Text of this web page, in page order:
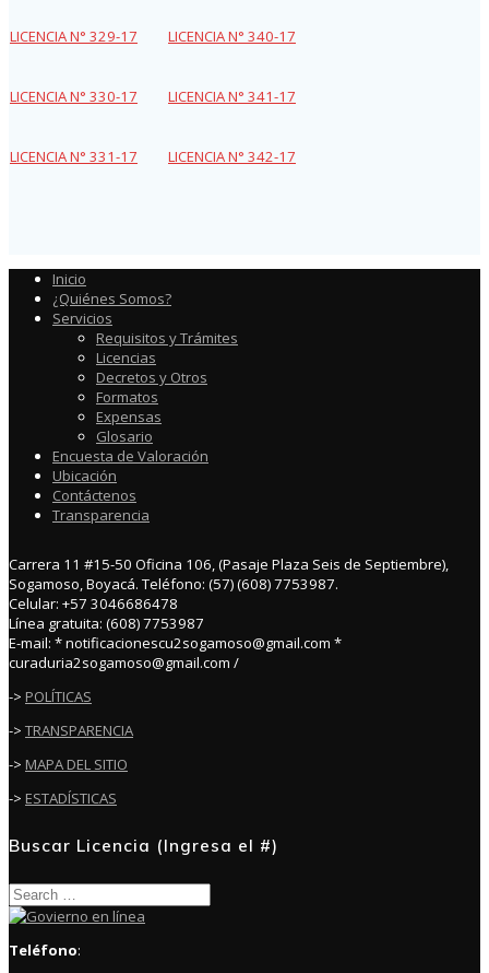
LICENCIA N° 329-17 LICENCIA N° 340-17
LICENCIA N° 330-17 LICENCIA N° 341-17
LICENCIA N° 331-17 LICENCIA N° 342-17
Inicio
¿Quiénes Somos?
Servicios
Requisitos y Trámites
Licencias
Decretos y Otros
Formatos
Expensas
Glosario
Encuesta de Valoración
Ubicación
Contáctenos
Transparencia
Carrera 11 #15-50 Oficina 106, (Pasaje Plaza Seis de Septiembre),
Sogamoso, Boyacá. Teléfono: (57) (608) 7753987.
Celular: +57 3046686478
Línea gratuita: (608) 7753987
E-mail: * notificacionescu2sogamoso@gmail.com *
curaduria2sogamoso@gmail.com /
-> POLÍTICAS
-> TRANSPARENCIA
-> MAPA DEL SITIO
-> ESTADÍSTICAS
Buscar Licencia (Ingresa el #)
Search
for:
Teléfono: